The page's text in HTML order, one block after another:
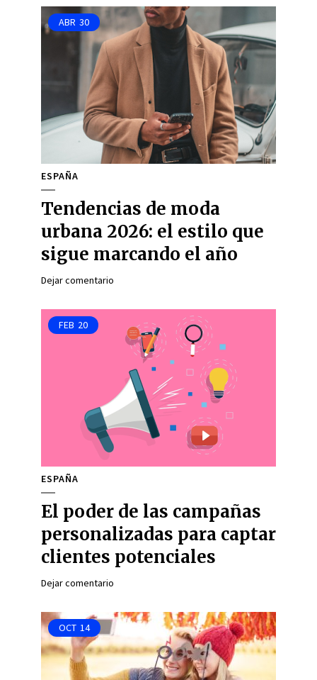
ABR 30
ESPAÑA
Tendencias de moda
urbana 2026: el estilo que
sigue marcando el año
Dejar comentario
FEB 20
ESPAÑA
El poder de las campañas
personalizadas para captar
clientes potenciales
Dejar comentario
OCT 14